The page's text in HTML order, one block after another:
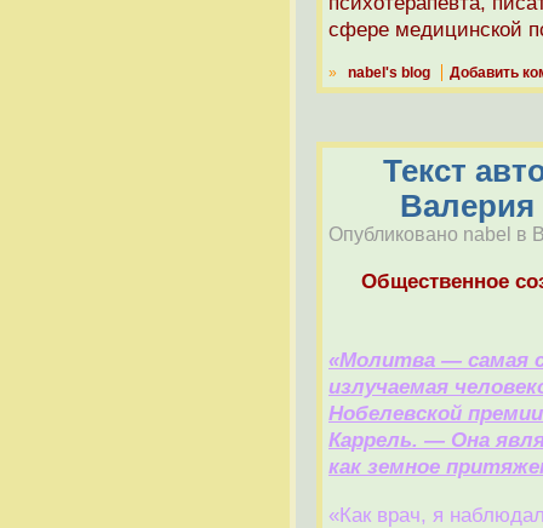
сфере медицинской
» nabel's blog Добавить
Текст
Опубликовано nabel в
Общественное
«Молитва — самая
излучаемая
Нобелевской
Каррель. — Она
как земное
«Как врач, я